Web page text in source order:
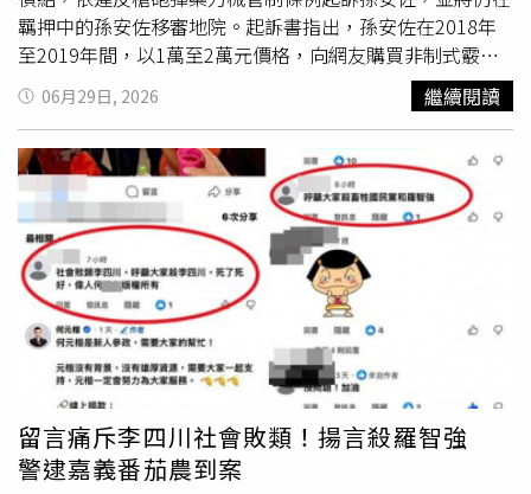
羈押中的孫安佐移審地院。起訴書指出，孫安佐在2018年
至2019年間，以1萬至2萬元價格，向網友購買非制式霰彈
槍一支、具殺傷力之制式空氣槍1支、公告查禁之仿克拉克
模擬槍1支。而孫安佐在雙北地區7次操作肩負式噴火裝置，
於公眾往來道路與停車場等地測試噴火威力，測試過程中產
生長距離、大範圍之火焰，且燃燒後產生大量黑煙、油氣，
恐致生公眾往來危險，後續孫安佐還將測試影片上傳於社群
平台，引發公眾恐慌並危害公共安全。士林地檢署29日偵
結，也依妨害公眾往來安全、 恐嚇公眾罪嫌與槍砲彈藥刀械
管制條例，對孫安佐提起公訴。
06月29日, 2026 繼續閱讀
留言痛斥李四川社會敗類！揚言殺羅智強
警逮嘉義番茄農到案